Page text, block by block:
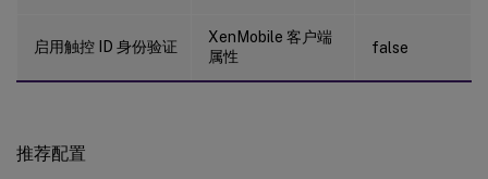
启用触控 ID 身份验证
XenMobile 客户端
属性
false
推荐配置